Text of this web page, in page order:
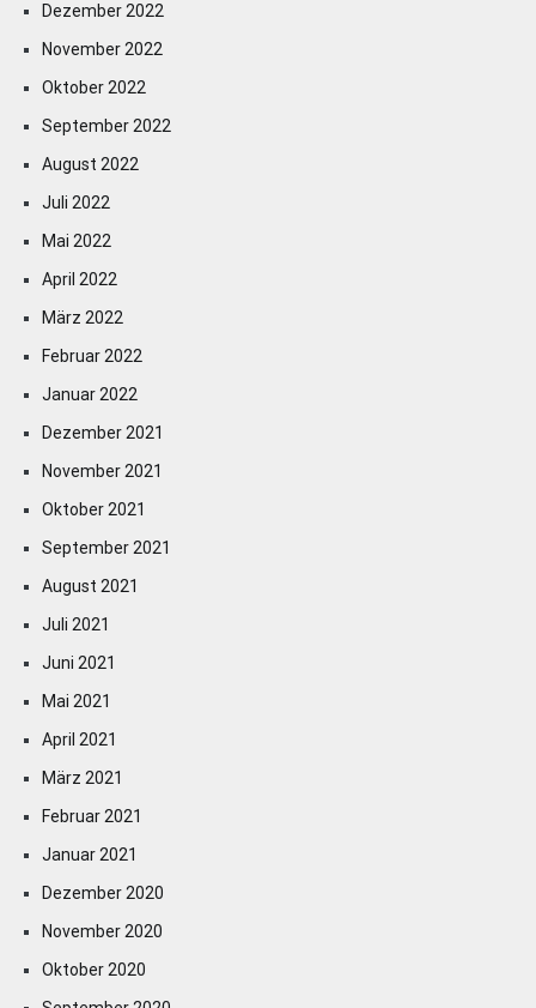
Dezember 2022
November 2022
Oktober 2022
September 2022
August 2022
Juli 2022
Mai 2022
April 2022
März 2022
Februar 2022
Januar 2022
Dezember 2021
November 2021
Oktober 2021
September 2021
August 2021
Juli 2021
Juni 2021
Mai 2021
April 2021
März 2021
Februar 2021
Januar 2021
Dezember 2020
November 2020
Oktober 2020